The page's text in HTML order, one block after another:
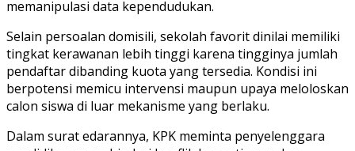
memanipulasi data kependudukan.
Selain persoalan domisili, sekolah favorit dinilai memiliki
tingkat kerawanan lebih tinggi karena tingginya jumlah
pendaftar dibanding kuota yang tersedia. Kondisi ini
berpotensi memicu intervensi maupun upaya meloloskan
calon siswa di luar mekanisme yang berlaku.
Dalam surat edarannya, KPK meminta penyelenggara